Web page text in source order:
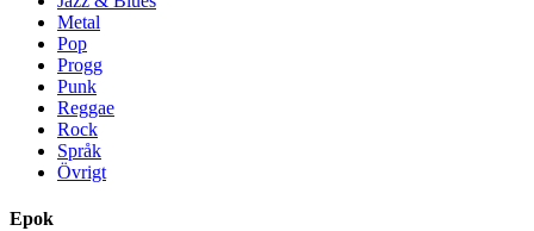
Metal
Pop
Progg
Punk
Reggae
Rock
Språk
Övrigt
Epok